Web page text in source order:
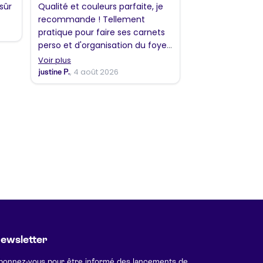
Qualité et couleurs parfaite, je
recommande ! Tellement
pratique pour faire ses carnets
perso et d'organisation du foyer
personnalisée 😊🧠
Voir plus
justine P., 4 août 2026